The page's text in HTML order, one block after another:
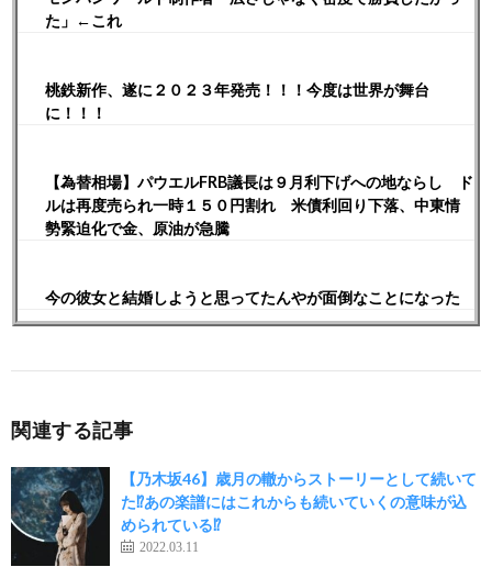
た」←これ
桃鉄新作、遂に２０２３年発売！！！今度は世界が舞台
に！！！
【為替相場】パウエルFRB議長は９月利下げへの地ならし ド
ルは再度売られ一時１５０円割れ 米債利回り下落、中東情
勢緊迫化で金、原油が急騰
今の彼女と結婚しようと思ってたんやが面倒なことになった
関連する記事
【乃木坂46】歳月の轍からストーリーとして続いて
た⁉︎あの楽譜にはこれからも続いていくの意味が込
められている⁉︎
2022.03.11